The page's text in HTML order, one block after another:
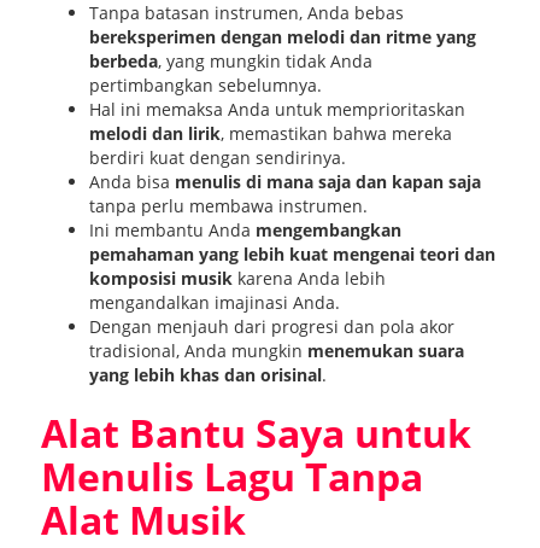
Tanpa batasan instrumen, Anda bebas
bereksperimen dengan melodi dan ritme yang
berbeda, yang mungkin tidak Anda
pertimbangkan sebelumnya.
Hal ini memaksa Anda untuk memprioritaskan
melodi dan lirik, memastikan bahwa mereka
berdiri kuat dengan sendirinya.
Anda bisa menulis di mana saja dan kapan saja
tanpa perlu membawa instrumen.
Ini membantu Anda mengembangkan
pemahaman yang lebih kuat mengenai teori dan
komposisi musikkarena Anda lebih
mengandalkan imajinasi Anda.
Dengan menjauh dari progresi dan pola akor
tradisional, Anda mungkin menemukan suara
yang lebih khas dan orisinal.
Alat Bantu Saya untuk
Menulis Lagu Tanpa
Alat Musik